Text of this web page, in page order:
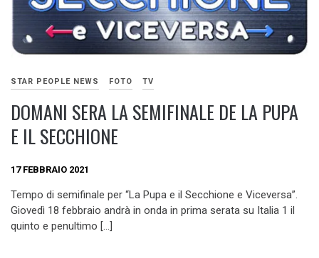
STAR PEOPLE NEWS FOTO TV
DOMANI SERA LA SEMIFINALE DE LA PUPA
E IL SECCHIONE
17 FEBBRAIO 2021
Tempo di semifinale per “La Pupa e il Secchione e Viceversa”.
Giovedì 18 febbraio andrà in onda in prima serata su Italia 1 il
quinto e penultimo […]